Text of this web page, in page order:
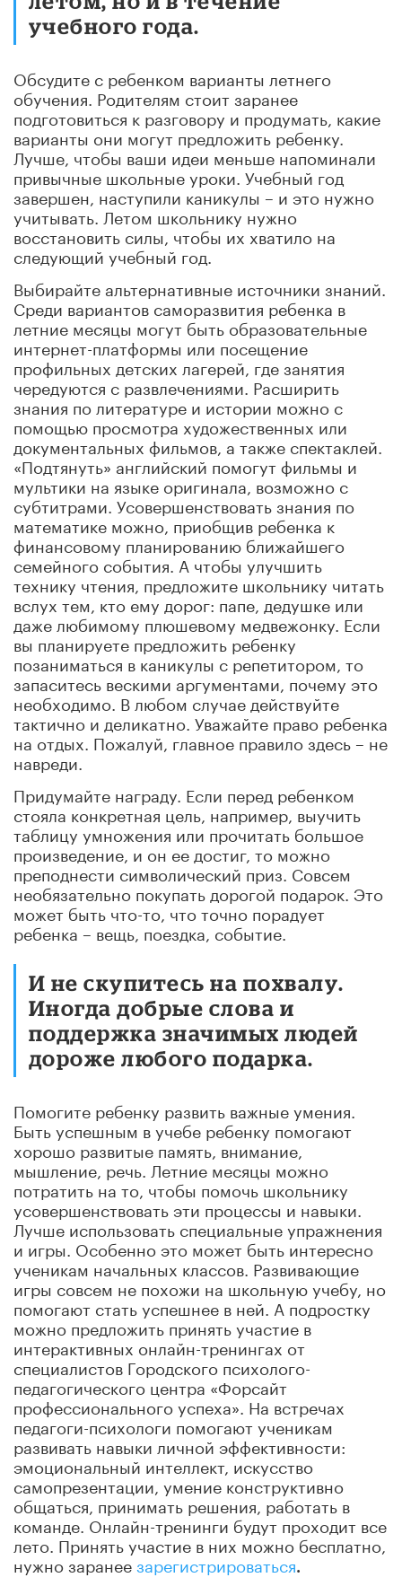
учебного года.
Обсудите с ребенком варианты летнего
обучения. Родителям стоит заранее
подготовиться к разговору и продумать, какие
варианты они могут предложить ребенку.
Лучше, чтобы ваши идеи меньше напоминали
привычные школьные уроки. Учебный год
завершен, наступили каникулы – и это нужно
учитывать. Летом школьнику нужно
восстановить силы, чтобы их хватило на
следующий учебный год.
Выбирайте альтернативные источники знаний.
Среди вариантов саморазвития ребенка в
летние месяцы могут быть образовательные
интернет-платформы или посещение
профильных детских лагерей, где занятия
чередуются с развлечениями. Расширить
знания по литературе и истории можно с
помощью просмотра художественных или
документальных фильмов, а также спектаклей.
«Подтянуть» английский помогут фильмы и
мультики на языке оригинала, возможно с
субтитрами. Усовершенствовать знания по
математике можно, приобщив ребенка к
финансовому планированию ближайшего
семейного события. А чтобы улучшить
технику чтения, предложите школьнику читать
вслух тем, кто ему дорог: папе, дедушке или
даже любимому плюшевому медвежонку. Если
вы планируете предложить ребенку
позаниматься в каникулы с репетитором, то
запаситесь вескими аргументами, почему это
необходимо. В любом случае действуйте
тактично и деликатно. Уважайте право ребенка
на отдых. Пожалуй, главное правило здесь – не
навреди.
Придумайте награду. Если перед ребенком
стояла конкретная цель, например, выучить
таблицу умножения или прочитать большое
произведение, и он ее достиг, то можно
преподнести символический приз. Совсем
необязательно покупать дорогой подарок. Это
может быть что-то, что точно порадует
ребенка – вещь, поездка, событие.
И не скупитесь на похвалу.
Иногда добрые слова и
поддержка значимых людей
дороже любого подарка.
Помогите ребенку развить важные умения.
Быть успешным в учебе ребенку помогают
хорошо развитые память, внимание,
мышление, речь. Летние месяцы можно
потратить на то, чтобы помочь школьнику
усовершенствовать эти процессы и навыки.
Лучше использовать специальные упражнения
и игры. Особенно это может быть интересно
ученикам начальных классов. Развивающие
игры совсем не похожи на школьную учебу, но
помогают стать успешнее в ней. А подростку
можно предложить принять участие в
интерактивных онлайн-тренингах от
специалистов Городского психолого-
педагогического центра «Форсайт
профессионального успеха». На встречах
педагоги-психологи помогают ученикам
развивать навыки личной эффективности:
эмоциональный интеллект, искусство
самопрезентации, умение конструктивно
общаться, принимать решения, работать в
команде. Онлайн-тренинги будут проходит все
лето. Принять участие в них можно бесплатно,
нужно заранеезарегистрироваться.